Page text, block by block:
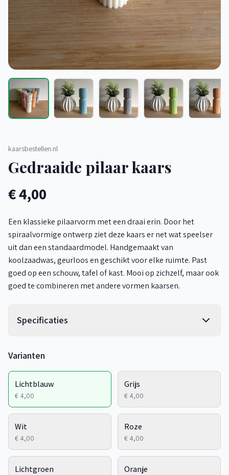
kaarsbestellen.nl
Gedraaide pilaar kaars
€ 4,00
Een klassieke pilaarvorm met een draai erin. Door het
spiraalvormige ontwerp ziet deze kaars er net wat speelser
uit dan een standaardmodel. Handgemaakt van
koolzaadwas, geurloos en geschikt voor elke ruimte. Past
goed op een schouw, tafel of kast. Mooi op zichzelf, maar ook
goed te combineren met andere vormen kaarsen.
Specificaties
Varianten
Lichtblauw
€ 4,00
Grijs
€ 4,00
Wit
€ 4,00
Roze
€ 4,00
Lichtgroen Oranje